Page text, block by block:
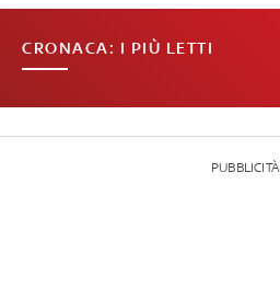
CRONACA: I PIÙ LETTI
PUBBLICITÀ